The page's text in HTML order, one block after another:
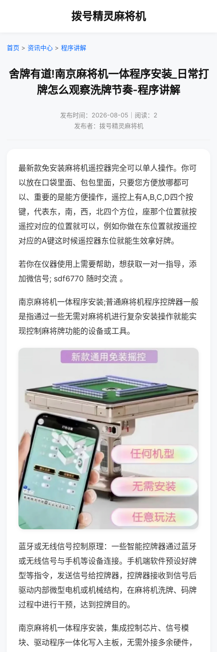
拨号精灵麻将机
首页 > 资讯中心 > 程序讲解
舍牌有道!南京麻将机一体程序安装_日常打
牌怎么观察洗牌节奏-程序讲解
发布时间：2026-08-05｜阅读：2
发布者：拨号精灵麻将机
最新款免安装麻将机遥控器完全可以单人操作。你可
以放在口袋里面、包包里面，只要您方便放哪都可
以、重要的是能方便操作，遥控上有A,B,C,D四个按
键，代表东，南，西，北四个方位，座那个位置就按
遥控对应的位置就可以，例如你做在东位置就按遥控
对应的A键这时候遥控器东位就能生效拿好牌。
若你在仪器使用上需要帮助，想获取一对一指导，添
加微信号; sdf6770 随时交流 。
南京麻将机一体程序安装;普通麻将机程序控牌器一般
是指通过一些无需对麻将机进行复杂安装操作就能实
现控制麻将牌功能的设备或工具。
蓝牙或无线信号控制原理：一些智能控牌器通过蓝牙
或无线信号与手机等设备连接。手机端软件预设好牌
型等指令，发送信号给控牌器，控牌器接收到信号后
驱动内部微型电机或机械结构，在麻将机洗牌、码牌
过程中进行干预，达到控牌目的。
南京麻将机一体程序安装，集成控制芯片、信号模
块、驱动程序一体化写入主板，无需外接多余硬件，